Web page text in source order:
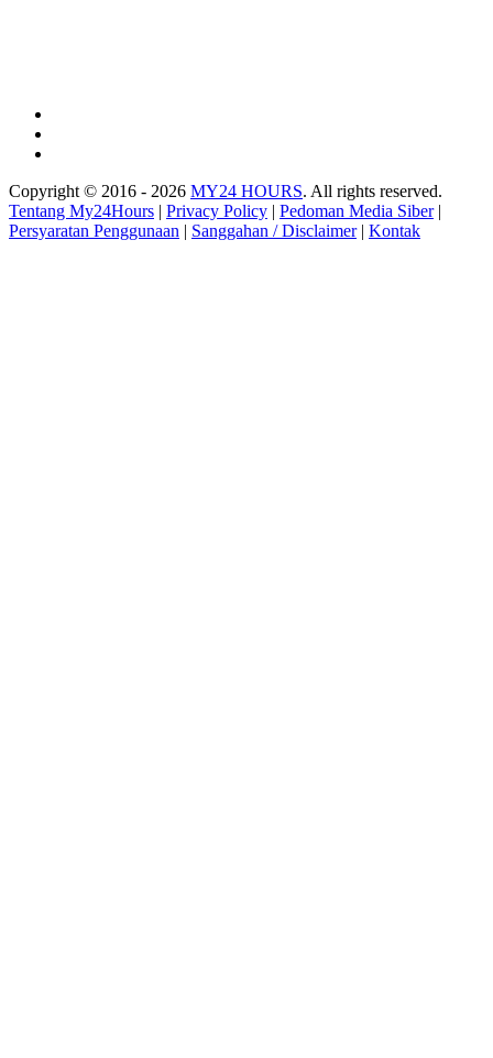
Copyright © 2016 - 2026 MY24 HOURS. All rights reserved.
Tentang My24Hours | Privacy Policy | Pedoman Media Siber|
Persyaratan Penggunaan | Sanggahan / Disclaimer| Kontak